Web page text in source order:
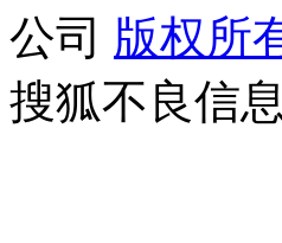
公司 版权所
搜狐不良信